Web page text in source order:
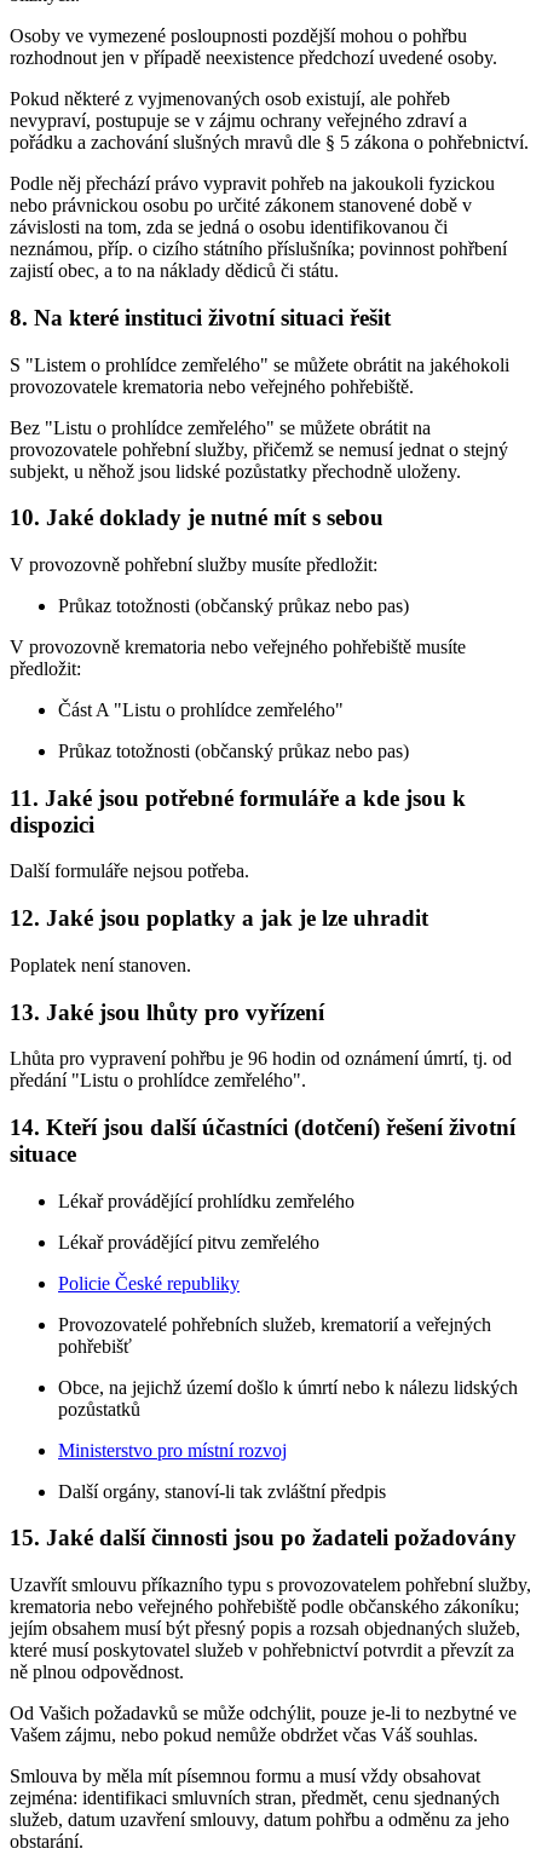
Osoby ve vymezené posloupnosti pozdější mohou o pohřbu
rozhodnout jen v případě neexistence předchozí uvedené osoby.
Pokud některé z vyjmenovaných osob existují, ale pohřeb
nevypraví, postupuje se v zájmu ochrany veřejného zdraví a
pořádku a zachování slušných mravů dle § 5 zákona o pohřebnictví.
Podle něj přechází právo vypravit pohřeb na jakoukoli fyzickou
nebo právnickou osobu po určité zákonem stanovené době v
závislosti na tom, zda se jedná o osobu identifikovanou či
neznámou, příp. o cizího státního příslušníka; povinnost pohřbení
zajistí obec, a to na náklady dědiců či státu.
8. Na které instituci životní situaci řešit
S "Listem o prohlídce zemřelého" se můžete obrátit na jakéhokoli
provozovatele krematoria nebo veřejného pohřebiště.
Bez "Listu o prohlídce zemřelého" se můžete obrátit na
provozovatele pohřební služby, přičemž se nemusí jednat o stejný
subjekt, u něhož jsou lidské pozůstatky přechodně uloženy.
10. Jaké doklady je nutné mít s sebou
V provozovně pohřební služby musíte předložit:
Průkaz totožnosti (občanský průkaz nebo pas)
V provozovně krematoria nebo veřejného pohřebiště musíte
předložit:
Část A "Listu o prohlídce zemřelého"
Průkaz totožnosti (občanský průkaz nebo pas)
11. Jaké jsou potřebné formuláře a kde jsou k
dispozici
Další formuláře nejsou potřeba.
12. Jaké jsou poplatky a jak je lze uhradit
Poplatek není stanoven.
13. Jaké jsou lhůty pro vyřízení
Lhůta pro vypravení pohřbu je 96 hodin od oznámení úmrtí, tj. od
předání "Listu o prohlídce zemřelého".
14. Kteří jsou další účastníci (dotčení) řešení životní
situace
Lékař provádějící prohlídku zemřelého
Lékař provádějící pitvu zemřelého
Policie České republiky
Provozovatelé pohřebních služeb, krematorií a veřejných
pohřebišť
Obce, na jejichž území došlo k úmrtí nebo k nálezu lidských
pozůstatků
Ministerstvo pro místní rozvoj
Další orgány, stanoví-li tak zvláštní předpis
15. Jaké další činnosti jsou po žadateli požadovány
Uzavřít smlouvu příkazního typu s provozovatelem pohřební služby,
krematoria nebo veřejného pohřebiště podle občanského zákoníku;
jejím obsahem musí být přesný popis a rozsah objednaných služeb,
které musí poskytovatel služeb v pohřebnictví potvrdit a převzít za
ně plnou odpovědnost.
Od Vašich požadavků se může odchýlit, pouze je-li to nezbytné ve
Vašem zájmu, nebo pokud nemůže obdržet včas Váš souhlas.
Smlouva by měla mít písemnou formu a musí vždy obsahovat
zejména: identifikaci smluvních stran, předmět, cenu sjednaných
služeb, datum uzavření smlouvy, datum pohřbu a odměnu za jeho
obstarání.